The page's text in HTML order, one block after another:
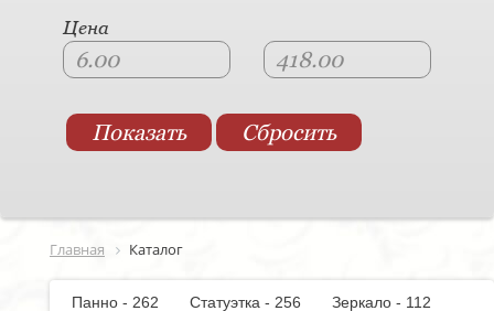
Цена
Главная Каталог
Панно - 262 Статуэтка - 256
Зеркало - 112